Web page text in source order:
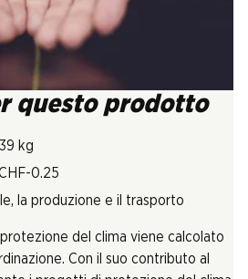
questo prodotto
kg
0.25
la produzione e il trasporto
del clima viene calcolato
Con il suo contributo al